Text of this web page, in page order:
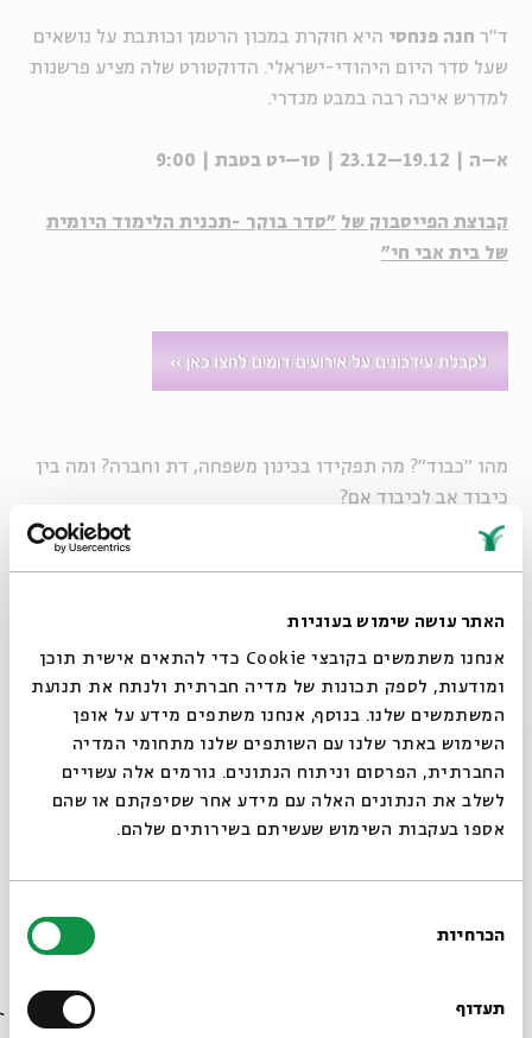
האתר עושה שימוש בעוגיות
אנחנו משתמשים בקובצי Cookie כדי להתאים אישית תוכן
ומודעות, לספק תכונות של מדיה חברתית ולנתח את תנועת
המשתמשים שלנו. בנוסף, אנחנו משתפים מידע על אופן
השימוש באתר שלנו עם השותפים שלנו מתחומי המדיה
החברתית, הפרסום וניתוח הנתונים. גורמים אלה עשויים
לשלב את הנתונים האלה עם מידע אחר שסיפקתם או שהם
אספו בעקבות השימוש שעשיתם בשירותים שלהם.
הסכמה
הכרחיות
תעדוף
ד"ר חנה פנחסי היא חוקרת במכון הרטמן וכותבת על נושאים
שעל סדר היום היהודי-ישראלי. הדוקטורט שלה מציע פרשנות
למדרש איכה רבה במבט מגדרי.
א–ה | 19.12–23.12 | טו–יט בטבת | 9:00
קבוצת הפייסבוק של "סדר בוקר -תכנית הלימוד היומית
של בית אבי חי"
מהו "כבוד"? מה תפקידו בכינון משפחה, דת וחברה? ומה בין
כיבוד אב לכיבוד אם?
במהלך הסדרה נברר סוגיות אלו תוך כדי עיון בנושא כיבוד
ויתבהרו מחשבות על אודות כיבוד הורים בעת הזאת, מה
נשתנה ומה ראוי.
ד"רחנה פנחסי היא חוקרת במכון הרטמן וכותבת על נושאים
שעל סדר היום היהודי-ישראלי. הדוקטורט שלה מציע פרשנות
למדרש איכה רבה במבט מגדרי.
א–ה | 19.12–23.12 | טו–יט בטבת | 9:00
של בית אבי חי"
סגור